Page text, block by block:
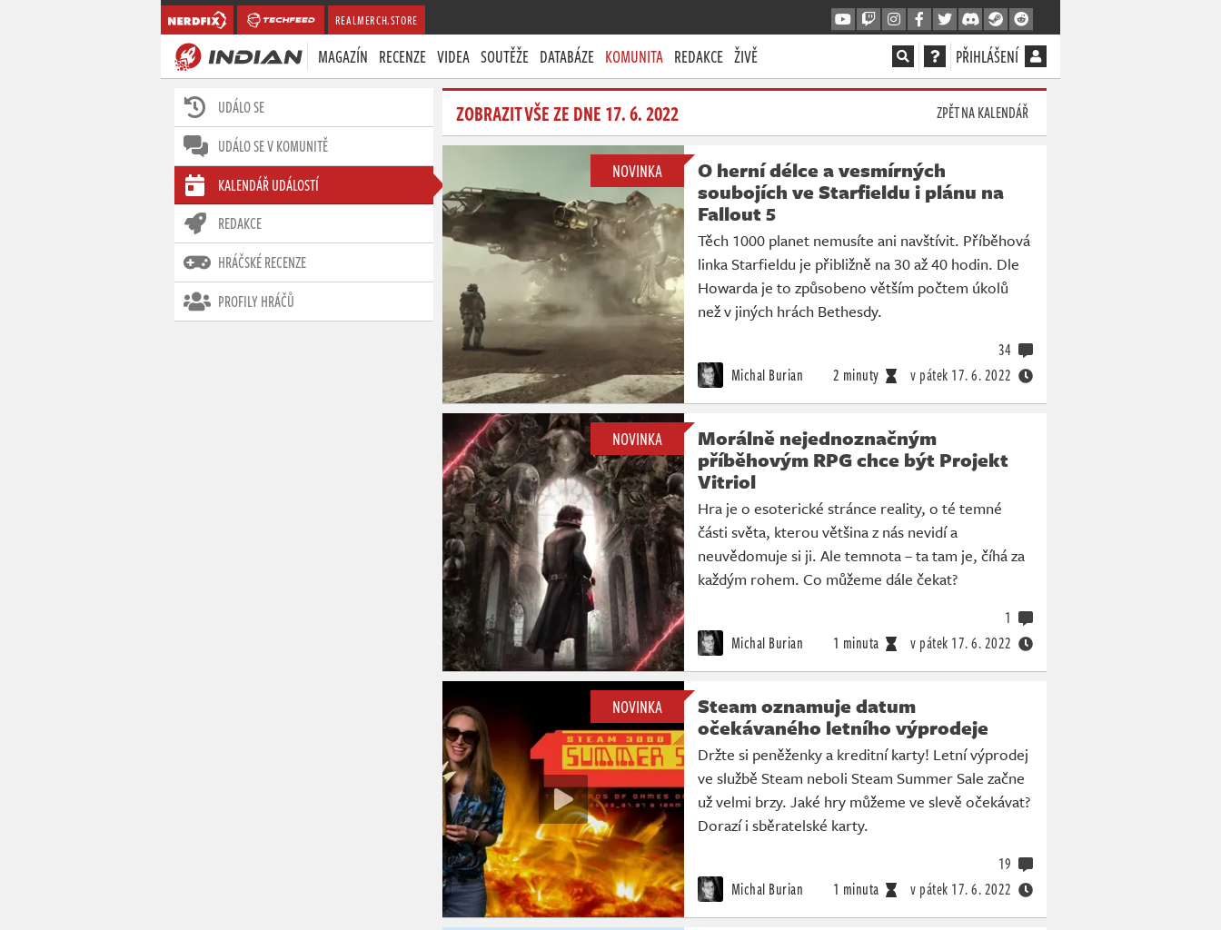
REALMERCH.STORE
MAGAZÍN RECENZE VIDEA SOUTĚŽE DATABÁZE KOMUNITA REDAKCE ŽIVĚ PŘIHLÁŠENÍ
UDÁLO SE
UDÁLO SE V KOMUNITĚ
KALENDÁŘ UDÁLOSTÍ
REDAKCE
HRÁČSKÉ RECENZE
PROFILY HRÁČŮ
ZOBRAZIT VŠE ZE DNE 17. 6. 2022 ZPĚT NA KALENDÁŘ
NOVINKA
O herní délce a vesmírných
soubojích ve Starfieldu i plánu na
Fallout 5
Těch 1000 planet nemusíte ani navštívit. Příběhová
linka Starfieldu je přibližně na 30 až 40 hodin. Dle
Howarda je to způsobeno větším počtem úkolů
než v jiných hrách Bethesdy.
Michal Burian 2 minuty v pátek 17. 6. 2022
34
NOVINKA
Morálně nejednoznačným
příběhovým RPG chce být Projekt
Vitriol
Hra je o esoterické stránce reality, o té temné
části světa, kterou většina z nás nevidí a
neuvědomuje si ji. Ale temnota – ta tam je, číhá za
každým rohem. Co můžeme dále čekat?
Michal Burian 1 minuta v pátek 17. 6. 2022
1
NOVINKA
Steam oznamuje datum
očekávaného letního výprodeje
Držte si peněženky a kreditní karty! Letní výprodej
ve službě Steam neboli Steam Summer Sale začne
už velmi brzy. Jaké hry můžeme ve slevě očekávat?
Dorazí i sběratelské karty.
Michal Burian 1 minuta v pátek 17. 6. 2022
19